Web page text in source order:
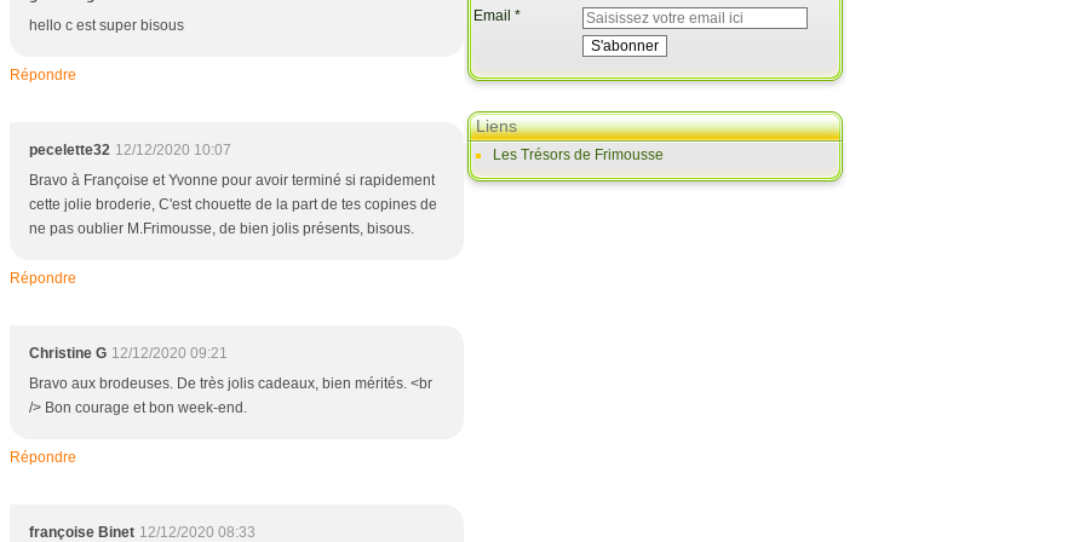
hello c est super bisous
Répondre
pecelette32 12/12/2020 10:07
Bravo à Françoise et Yvonne pour avoir terminé si rapidement
cette jolie broderie, C'est chouette de la part de tes copines de
ne pas oublier M.Frimousse, de bien jolis présents, bisous.
Répondre
Christine G 12/12/2020 09:21
Bravo aux brodeuses. De très jolis cadeaux, bien mérités. <br
/> Bon courage et bon week-end.
Répondre
françoise Binet 12/12/2020 08:33
Email
Liens
Les Trésors de Frimousse